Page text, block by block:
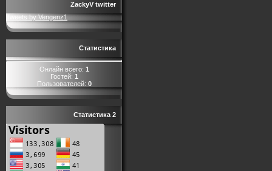
ZackyV twitter
Tweets by Vengenz1
Статистика
Онлайн всего: 1
Гостей: 1
Пользователей: 0
Статистика 2